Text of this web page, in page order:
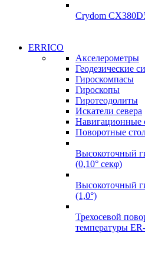
Crydom
ADClab
Подробнее
ADClab
Подробнее
ERRICO
Акселерометры
Геодезические
Гироскомпасы
Гироскопы
Гиротеодолиты
Искатели севера
Навигационные
Поворотные
Высокоточный
(0,10° секφ)
Высокоточный
(1,0°)
Трехосевой
температуры